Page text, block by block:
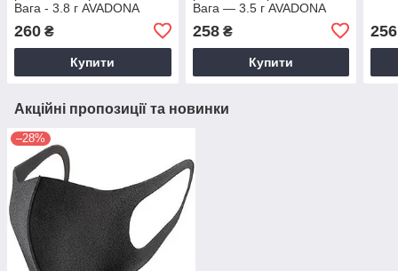
Вага - 3.8 г AVADONA
260 ₴
Купити
Вага — 3.5 г AVADONA
258₴
Купити
256
Акційні пропозиції та новинки
–28%